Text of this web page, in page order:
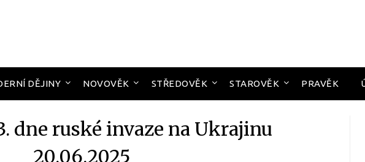
DĚJINY NOVOVĚK STŘEDOVĚK STAROVĚK PRAVĚK
dne ruské invaze na Ukrajinu
20.06.2025